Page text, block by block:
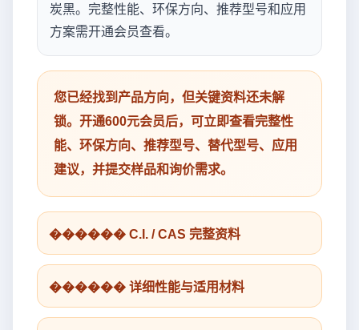
炭黑。完整性能、环保方向、推荐型号和应用
方案需开通会员查看。
您已经找到产品方向，但关键资料还未解
锁。开通600元会员后，可立即查看完整性
能、环保方向、推荐型号、替代型号、应用
建议，并提交样品和询价需求。
������ C.I. / CAS 完整资料
������ 详细性能与适用材料